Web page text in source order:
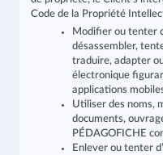
Code de la Propriété
Modifier ou tenter
désassembler,
traduire, adapter
électronique
applications
Utiliser des noms,
documents,
PÉDAGOFICHE
Enlever ou tenter